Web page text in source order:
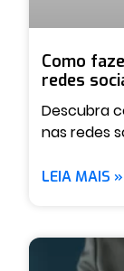
Como
redes
Descubra
nas redes
LEIA MAIS »